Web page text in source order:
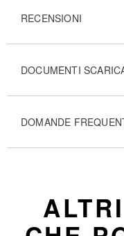
RECENSIONI
DOCUMENTI
DOMANDE